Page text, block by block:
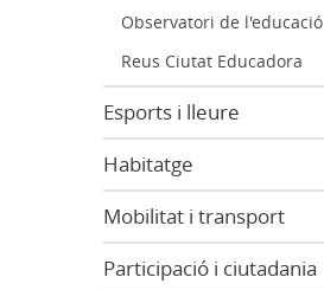
Observatori de l'educació
Reus Ciutat Educadora
Esports i lleure
Habitatge
Mobilitat i transport
Participació i ciutadania